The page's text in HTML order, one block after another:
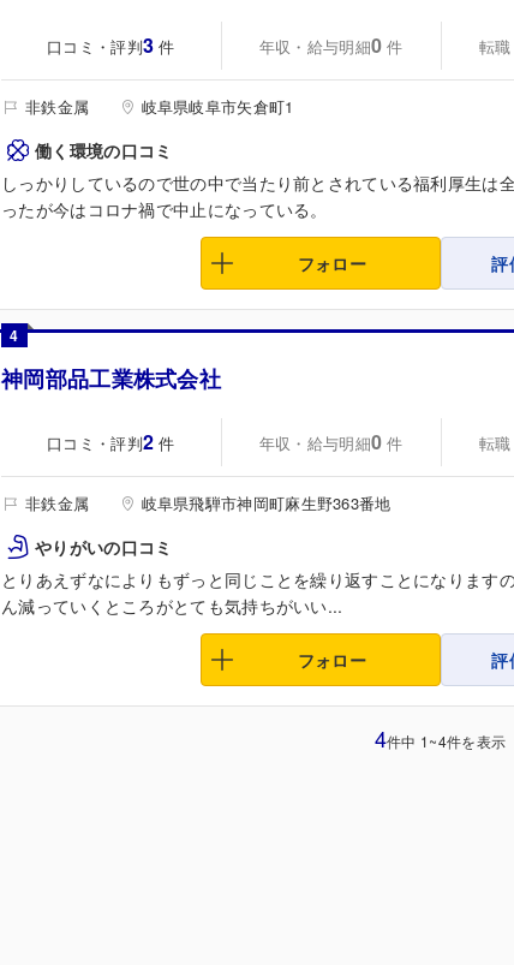
口コミ・評判3 件 年収・給与明細0 件 転
非鉄金属 岐阜県岐阜市矢倉町1
働く環境の口コミ
しっかりしているので世の中で当たり前とされている福利厚生は
ったが今はコロナ禍で中止になっている。
フォロー 評
4
神岡部品工業株式会社
口コミ・評判2 件 年収・給与明細0 件 転
非鉄金属 岐阜県飛騨市神岡町麻生野363番地
やりがいの口コミ
とりあえずなによりもずっと同じことを繰り返すことになります
ん減っていくところがとても気持ちがいい...
フォロー 評
4件中 1~4件を表示